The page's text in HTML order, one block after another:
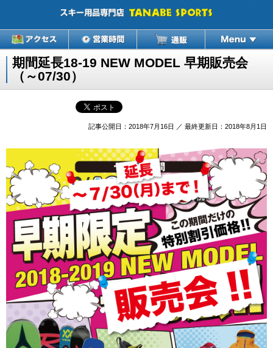
期間延長18-19 NEW MODEL 早期販売会
（～07/30）
記事公開日：2018年7月16日 ／ 最終更新日：2018年8月1日